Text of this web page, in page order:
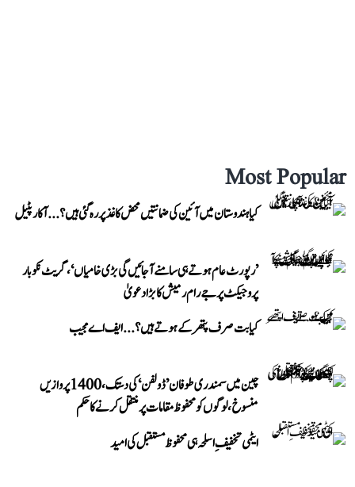
Most Popular
کیا ہندوستان میں آئین کی ضمانتیں محض کاغذ پر رہ گئی ہیں؟...آکار پٹیل
’رپورٹ عام ہوتے ہی سامنے آ جائیں گی بڑی خامیاں‘، گریٹ نکوبار
پروجیکٹ پر جے رام رمیش کا بڑا دعویٰ
کیا بت صرف پتھر کے ہوتے ہیں؟...ایف اے مجیب
چین میں سمندری طوفان ’ڈولفن‘ کی دستک، 1400 پروازیں
منسوخ، لوگوں کو محفوظ مقامات پر منتقل کرنے کا حکم
ایٹمی تخفیفِ اسلحہ ہی محفوظ مستقبل کی امید